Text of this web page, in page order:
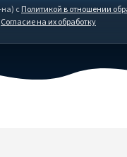
сПолитикой в отношении
Согласие на их обработку